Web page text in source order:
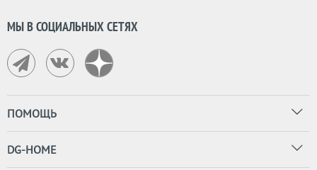
МЫ В СОЦИАЛЬНЫХ СЕТЯХ
ПОМОЩЬ
DG-HOME